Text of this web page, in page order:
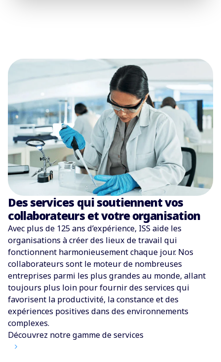
Des services qui soutiennent vos
collaborateurs et votre organisation
Avec plus de 125 ans d’expérience, ISS aide les
organisations à créer des lieux de travail qui
fonctionnent harmonieusement chaque jour. Nos
collaborateurs sont le moteur de nombreuses
entreprises parmi les plus grandes au monde, allant
toujours plus loin pour fournir des services qui
favorisent la productivité, la constance et des
expériences positives dans des environnements
complexes.
Découvrez notre gamme de services